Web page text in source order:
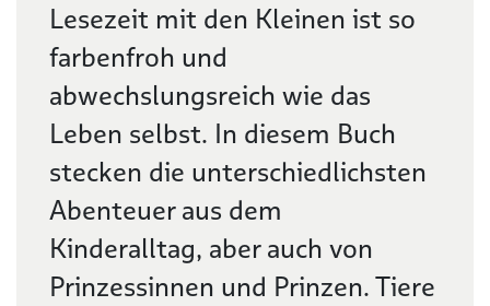
Lesezeit mit den Kleinen ist so
farbenfroh und
abwechslungsreich wie das
Leben selbst. In diesem Buch
stecken die unterschiedlichsten
Abenteuer aus dem
Kinderalltag, aber auch von
Prinzessinnen und Prinzen. Tiere